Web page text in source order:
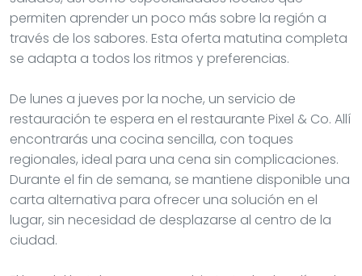
permiten aprender un poco más sobre la región a
través de los sabores. Esta oferta matutina completa
se adapta a todos los ritmos y preferencias.
De lunes a jueves por la noche, un servicio de
restauración te espera en el restaurante Pixel & Co. Allí
encontrarás una cocina sencilla, con toques
regionales, ideal para una cena sin complicaciones.
Durante el fin de semana, se mantiene disponible una
carta alternativa para ofrecer una solución en el
lugar, sin necesidad de desplazarse al centro de la
ciudad.